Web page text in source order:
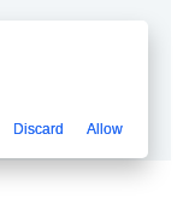
Discard Allow